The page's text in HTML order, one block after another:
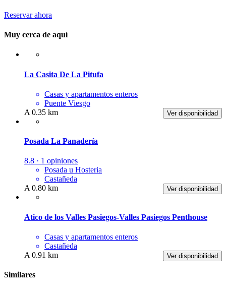
Reservar ahora
Muy cerca de aquí
La Casita De La Pitufa
Casas y apartamentos enteros
Puente Viesgo
Ver disponibilidad
A 0.35 km
Posada La Panadería
8.8 · 1 opiniones
Posada u Hosteria
Castañeda
Ver disponibilidad
A 0.80 km
Atico de los Valles Pasiegos-Valles Pasiegos Penthouse
Casas y apartamentos enteros
Castañeda
Ver disponibilidad
A 0.91 km
Similares